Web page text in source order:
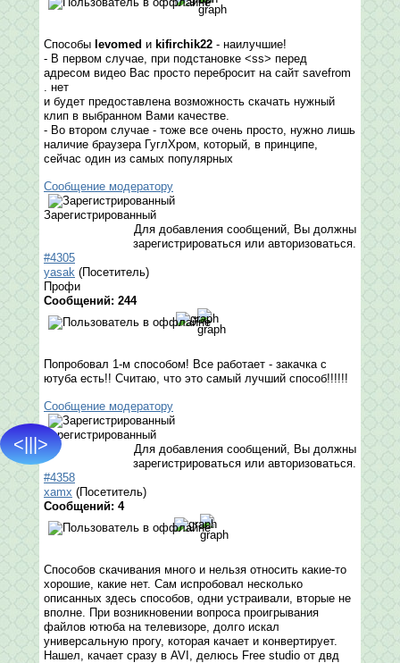
<|||>
Способы levomed и kifirchik22 - наилучшие!
- В первом случае, при подстановке <ss> перед
адресом видео Вас просто перебросит на сайт savefrom
. нет
и будет предоставлена возможность скачать нужный
клип в выбранном Вами качестве.
- Во втором случае - тоже все очень просто, нужно лишь
наличие браузера ГуглХром, который, в принципе,
сейчас один из самых популярных
Сообщение модератору
Зарегистрированный
Для добавления сообщений, Вы должны
зарегистрироваться или авторизоваться.
#4305
yasak (Посетитель)
Профи
Сообщений: 244
Попробовал 1-м способом! Все работает - закачка с
ютуба есть!! Считаю, что это самый лучший способ!!!!!!
Сообщение модератору
Зарегистрированный
Для добавления сообщений, Вы должны
зарегистрироваться или авторизоваться.
#4358
xamx (Посетитель)
Сообщений: 4
Способов скачивания много и нельзя относить какие-то
хорошие, какие нет. Сам испробовал несколько
описанных здесь способов, одни устраивали, вторые не
вполне. При возникновении вопроса проигрывания
файлов ютюба на телевизоре, долго искал
универсальную прогу, которая качает и конвертирует.
Нашел, качает сразу в AVI, делюсь Free studio от двд